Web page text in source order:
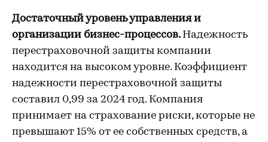
Достаточный уровень управления и
организации бизнес-процессов. Надежность
перестраховочной защиты компании
находится на высоком уровне. Коэффициент
надежности перестраховочной защиты
составил 0,99 за 2024 год. Компания
принимает на страхование риски, которые не
превышают 15% от ее собственных средств, а